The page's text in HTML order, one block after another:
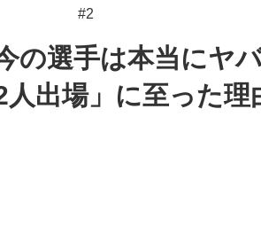
#2
の選手は本当にヤ
出場」に至った理